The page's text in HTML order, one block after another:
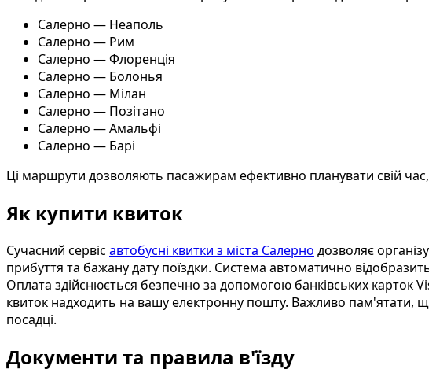
Салерно — Неаполь
Салерно — Рим
Салерно — Флоренція
Салерно — Болонья
Салерно — Мілан
Салерно — Позітано
Салерно — Амальфі
Салерно — Барі
Ці маршрути дозволяють пасажирам ефективно планувати свій
Як купити квиток
Сучасний сервіс автобусні квитки з міста Салерно дозволяє
прибуття та бажану дату поїздки. Система автоматично
Оплата здійснюється безпечно за допомогою банківських карток
квиток надходить на вашу електронну пошту. Важливо пам'ятати,
посадці.
Документи та правила в'їзду